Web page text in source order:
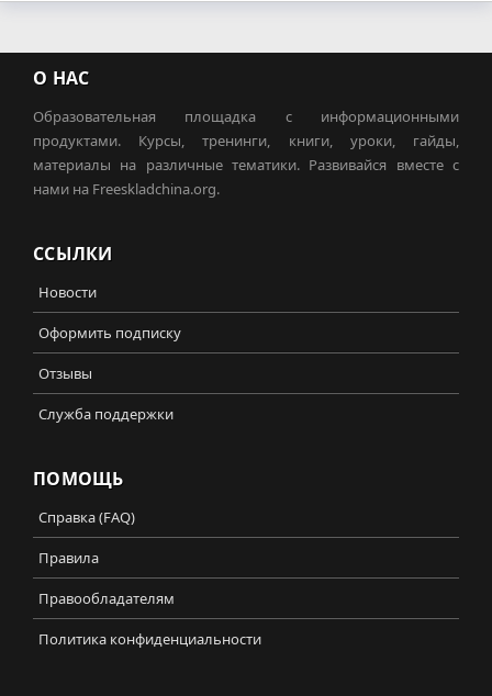
О НАС
Образовательная площадка с информационными
продуктами. Курсы, тренинги, книги, уроки, гайды,
материалы на различные тематики. Развивайся вместе с
нами на Freeskladchina.org.
ССЫЛКИ
Новости
Оформить подписку
Отзывы
Служба поддержки
ПОМОЩЬ
Справка (FAQ)
Правила
Правообладателям
Политика конфиденциальности